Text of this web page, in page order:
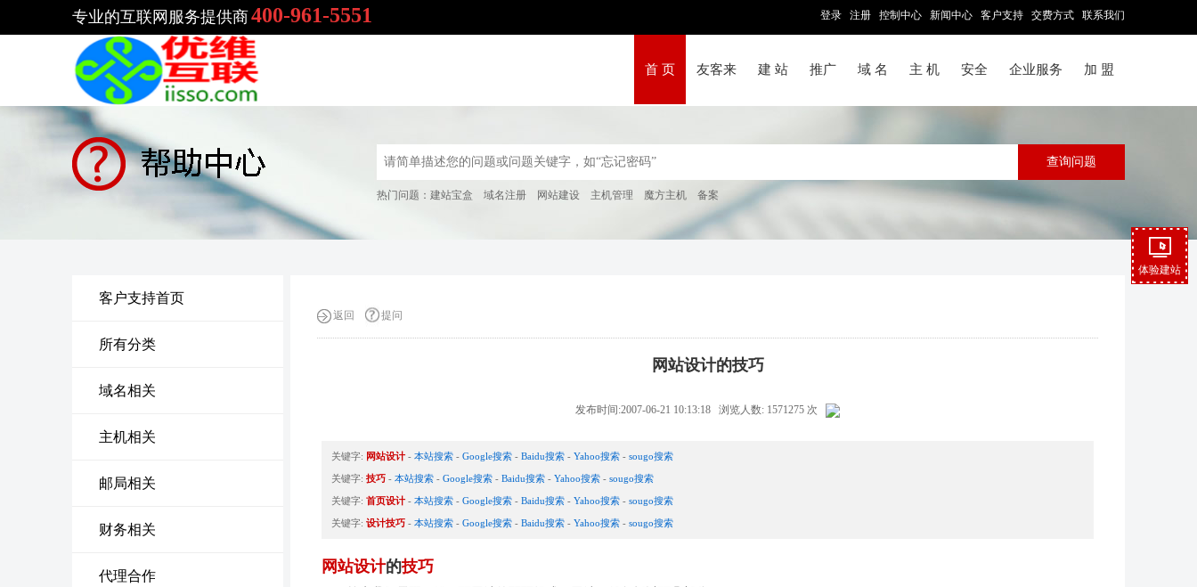
专业的互联网服务提供商400-961-5551 登录 注册 控制中心 新闻中心 客户支持 交费方式 联系我们
首 页 友客来 建 站 推广 域 名 主 机 安全 企业服务 加 盟
热门问题： 建站宝盒 域名注册 网站建设 主机管理 魔方主机 备案
客户支持首页
所有分类
域名相关
主机相关
邮局相关
财务相关
代理合作
返回 提问
网站设计的技巧
发布时间:2007-06-21 10:13:18 浏览人数: 1571275 次
关键字: 网站设计 - 本站搜索 - Google搜索 - Baidu搜索 - Yahoo搜索 - sougo搜索
关键字: 技巧 - 本站搜索 - Google搜索 - Baidu搜索 - Yahoo搜索 - sougo搜索
关键字: 首页设计 - 本站搜索 - Google搜索 - Baidu搜索 - Yahoo搜索 - sougo搜索
关键字: 设计技巧 - 本站搜索 - Google搜索 - Baidu搜索 - Yahoo搜索 - sougo搜索
网站设计的技巧
体验建站